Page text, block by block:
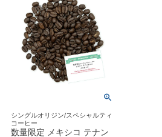
シングルオリジン/スペシャルティ
コーヒー
数量限定 メキシコ テナン